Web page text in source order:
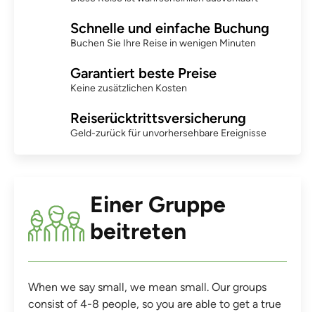
Schnelle und einfache Buchung
Buchen Sie Ihre Reise in wenigen Minuten
Garantiert beste Preise
Keine zusätzlichen Kosten
Reiserücktrittsversicherung
Geld-zurück für unvorhersehbare Ereignisse
Einer Gruppe
beitreten
When we say small, we mean small. Our groups
consist of 4-8 people, so you are able to get a true